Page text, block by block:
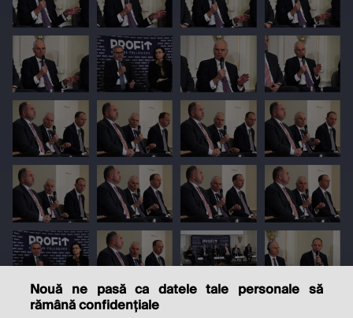
Nouă ne pasă ca datele tale personale să
rămână confidențiale